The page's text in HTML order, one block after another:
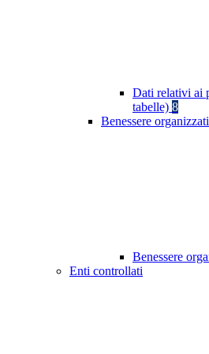
Dati relativi ai
tabelle) 8
Benessere
Benessere
Enti controllati